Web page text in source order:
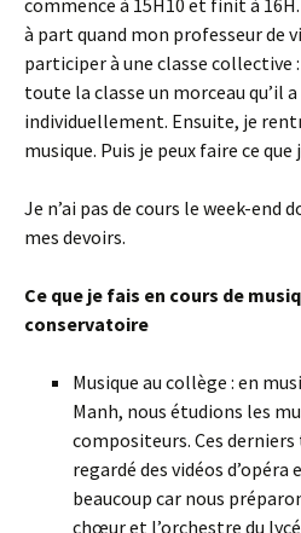
commence à 15H10 et finit à
à part quand mon professeur de
participer à une classe collective
toute la classe un morceau qu’il
individuellement. Ensuite, je
musique. Puis je peux faire ce que
Je n’ai pas de cours le week-end
mes devoirs.
Ce que je fais en cours de
conservatoire
Musique au collège : en
Manh, nous étudions les
compositeurs. Ces
regardé des vidéos
beaucoup car nous
chœur et l’orchestre du